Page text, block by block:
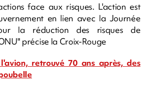
face aux risques. L'action est
en lien avec la Journée
la réduction des risques de
précise la Croix-Rouge
retrouvé 70 ans après, des